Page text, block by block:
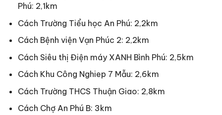
Phú: 2,1km
Cách Trường Tiểu học An Phú: 2,2km
Cách Bệnh viện Vạn Phúc 2: 2,2km
Cách Siêu thị Điện máy XANH Bình Phú: 2,5km
Cách Khu Công Nghiep 7 Mẫu: 2,6km
Cách Trường THCS Thuận Giao: 2,8km
Cách Chợ An Phú B: 3km